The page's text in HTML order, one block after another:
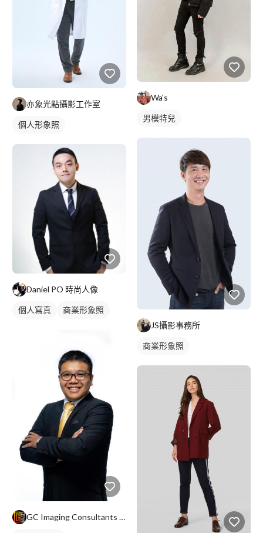
亦象光點攝影工作室
個人形象照
Daniel PO 時尚人像
個人寫真
商業形象照
GC Imaging Consultants Company
Wa's
男模特兒
JS攝影事務所
商業形象照